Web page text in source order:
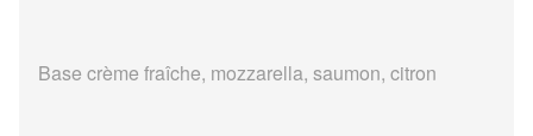
Base crème fraîche, mozzarella, saumon, citron